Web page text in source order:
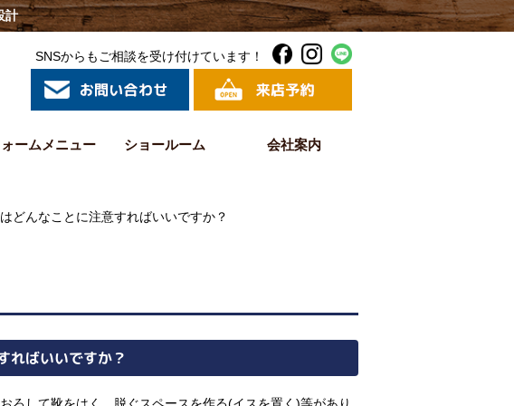
計
SNSからもご相談を受け付けています！
ォームメニュー ショールーム 会社案内
どんなことに注意すればいいですか？
ればいいですか？